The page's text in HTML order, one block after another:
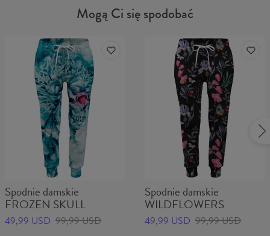
Mogą Ci się spodobać
Spodnie damskie
FROZEN SKULL
49,99 USD 99,99 USD
Spodnie damskie
WILDFLOWERS
49,99 USD 99,99 USD